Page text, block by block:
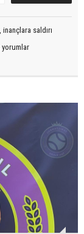
saldırı
yorumlar